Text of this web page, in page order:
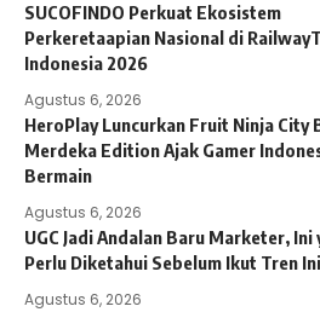
SUCOFINDO Perkuat Ekosistem
Perkeretaapian Nasional di
Indonesia 2026
Agustus 6, 2026
HeroPlay Luncurkan Fruit Ninja City
Merdeka Edition Ajak Gamer
Bermain
Agustus 6, 2026
UGC Jadi Andalan Baru Marketer, Ini
Perlu Diketahui Sebelum Ikut Tren Ini
Agustus 6, 2026